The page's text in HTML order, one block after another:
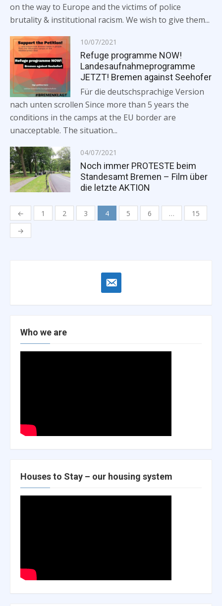
on the way to Europe and the victims of police
brutality & institutional racism. We wish to give them...
Posted
on
10/07/2021
Refuge programme NOW!
Landesaufnahmeprogramme
JETZT! Bremen against Seehofer
Für die deutschsprachige Version
nach unten scrollen Since more than 5 years the
conditions in the camps at the EU border are
unacceptable. The situation...
Posted
on
04/07/2021
Noch immer PROTESTE beim
Standesamt Bremen – Film über
die letzte AKTION
Posts
navigation
← 1 2 3 4 5 6 …
15
→
email-
alt
Who we are
Houses to Stay – our housing system